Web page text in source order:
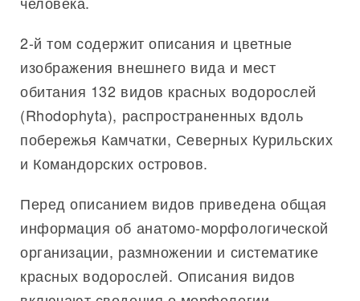
2-й том содержит описания и цветные
изображения внешнего вида и мест
обитания 132 видов красных водорослей
(Rhodophyta), распространенных вдоль
побережья Камчатки, Северных Курильских
и Командорских островов.
Перед описанием видов приведена общая
информация об анатомо-морфологической
организации, размножении и систематике
красных водорослей. Описания видов